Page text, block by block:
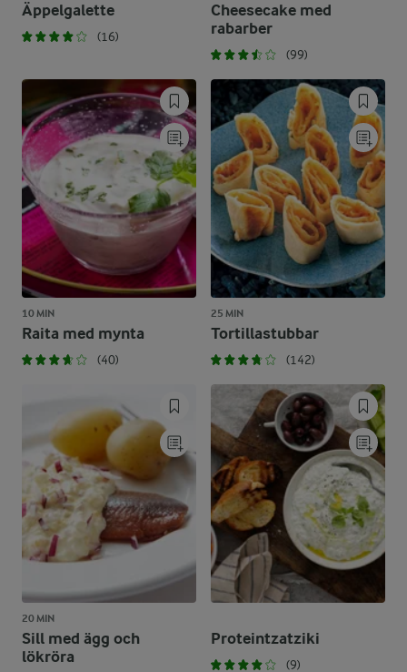
Äppelgalette
(16)
Cheesecake med
rabarber
(99)
10 MIN
Raita med mynta
(40)
25 MIN
Tortillastubbar
(142)
20 MIN
Sill med ägg och
lökröra
Proteintzatziki
(9)